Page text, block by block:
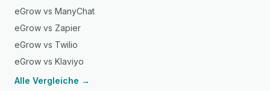
eGrow vs ManyChat
eGrow vs Zapier
eGrow vs Twilio
eGrow vs Klaviyo
Alle Vergleiche →